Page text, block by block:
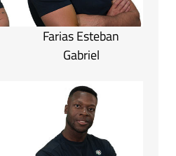
Farias Esteban
Gabriel